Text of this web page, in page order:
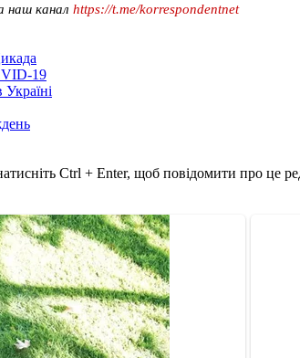
наш канал https://t.me/korrespondentnet
19
Ctrl + Enter, щоб повідомити про це